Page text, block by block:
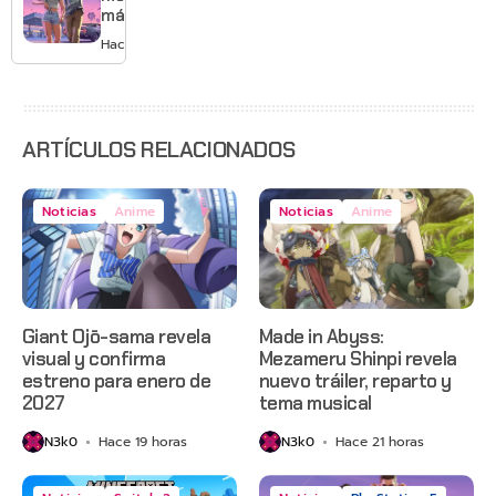
Mario
más de
GTA 6 en
agosto
Hace 2 días
ARTÍCULOS RELACIONADOS
Noticias Anime
Giant Ojō-sama revela
visual y confirma
estreno para enero de
2027
N3k0 Hace 19 horas
Noticias Anime
Made in Abyss:
Mezameru Shinpi revela
nuevo tráiler, reparto y
tema musical
N3k0 Hace 21 horas